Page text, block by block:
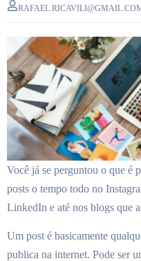
Você já se perguntou o que é
posts o tempo todo no
LinkedIn e até nos blogs que
Um post é basicamente
publica na internet. Pode ser